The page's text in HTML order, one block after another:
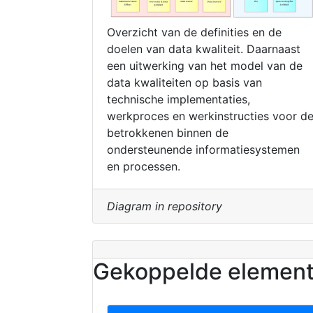
Overzicht van de definities en de
doelen van data kwaliteit. Daarnaast
een uitwerking van het model van de
data kwaliteiten op basis van
technische implementaties,
werkproces en werkinstructies voor de
betrokkenen binnen de
ondersteunende informatiesystemen
en processen.
Diagram in repository
Gekoppelde